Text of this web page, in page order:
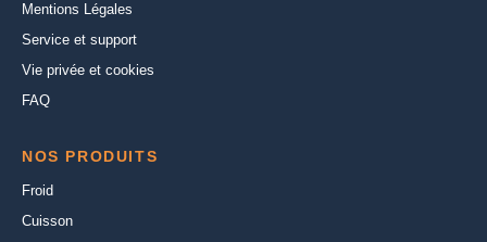
Mentions Légales
Service et support
Vie privée et cookies
FAQ
NOS PRODUITS
Froid
Cuisson